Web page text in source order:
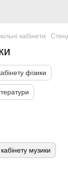
кабінети
фізики
музики